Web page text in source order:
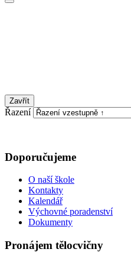
Zavřít
Řazení
Doporučujeme
O naší škole
Kontakty
Kalendář
Výchovné poradenství
Dokumenty
Pronájem tělocvičny